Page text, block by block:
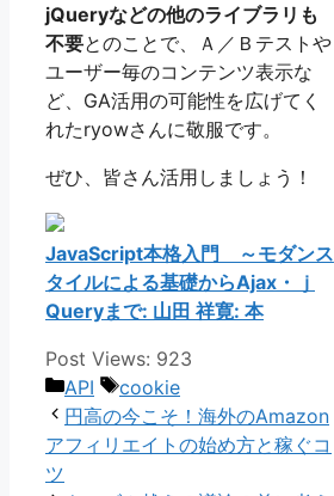
jQueryなどの他のライブラリも
不要とのことで、Ａ／Ｂテストや
ユーザー毎のコンテンツ表示な
ど、GA活用の可能性を広げてく
れたryowさんに敬服です。
ぜひ、皆さん活用しましょう！
JavaScript本格入門 ～モダンス
タイルによる基礎からAjax・ｊ
Queryまで: 山田 祥寛: 本
Post Views: 923
カ
テ
ゴ
API
タ
グ
cookie
円高の今こそ！海外のAmazon
アフィリエイトの始め方と稼ぐコ
ツ